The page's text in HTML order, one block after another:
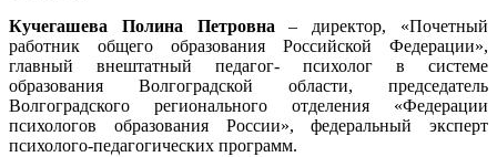
Кучегашева Полина Петровна – директор, «Почетный
работник общего образования Российской Федерации»,
главный внештатный педагог- психолог в системе
образования Волгоградской области, председатель
Волгоградского регионального отделения «Федерации
психологов образования России», федеральный эксперт
психолого-педагогических программ.